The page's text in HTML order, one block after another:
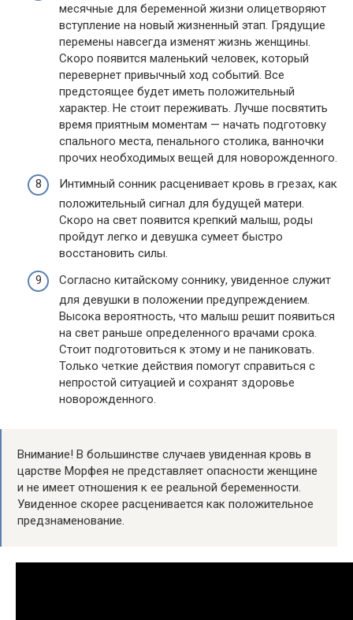
месячные для беременной жизни олицетворяют
вступление на новый жизненный этап. Грядущие
перемены навсегда изменят жизнь женщины.
Скоро появится маленький человек, который
перевернет привычный ход событий. Все
предстоящее будет иметь положительный
характер. Не стоит переживать. Лучше посвятить
время приятным моментам — начать подготовку
спального места, пенального столика, ванночки
прочих необходимых вещей для новорожденного.
Интимный сонник расценивает кровь в грезах, как
положительный сигнал для будущей матери.
Скоро на свет появится крепкий малыш, роды
пройдут легко и девушка сумеет быстро
восстановить силы.
Согласно китайскому соннику, увиденное служит
для девушки в положении предупреждением.
Высока вероятность, что малыш решит появиться
на свет раньше определенного врачами срока.
Стоит подготовиться к этому и не паниковать.
Только четкие действия помогут справиться с
непростой ситуацией и сохранят здоровье
новорожденного.
Внимание! В большинстве случаев увиденная кровь в
царстве Морфея не представляет опасности женщине
и не имеет отношения к ее реальной беременности.
Увиденное скорее расценивается как положительное
предзнаменование.